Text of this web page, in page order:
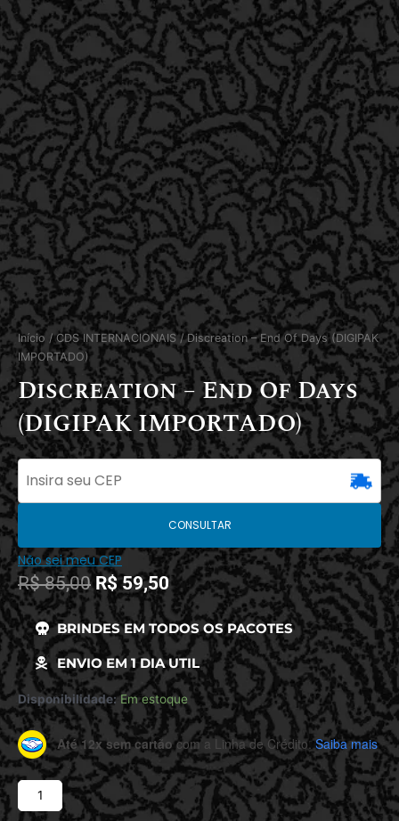
Início /CDS INTERNACIONAIS/ Discreation – End Of Days (DIGIPAK
IMPORTADO)
Discreation – End Of Days
(DIGIPAK IMPORTADO)
CONSULTAR
Não sei meu CEP
R$85,00 R$59,50
BRINDES EM TODOS OS PACOTES
ENVIO EM 1 DIA UTIL
Disponibilidade: Em estoque
Até 12x sem cartãocom a Linha de Crédito. Saiba mais